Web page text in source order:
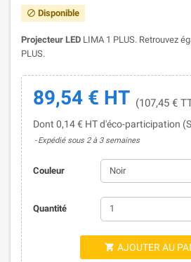
 Disponible
Projecteur LED LIMA 1 PLUS. Retrouvez
PLUS.
89,54 € HT (107,45 €
Dont 0,14 € HT d'éco-participation
Expédié sous 2 à 3 semaines
Couleur
Quantité
 AJOUTER AU